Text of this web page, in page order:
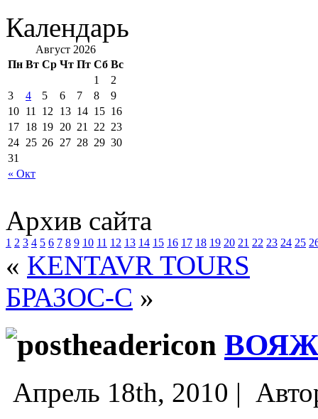
Календарь
Август 2026
Пн Вт Ср Чт Пт Сб Вс
« Окт
1
2
3
4 5 6 7 8
9
10 11 12 13 14 15 16
17 18 19 20 21 22 23
24 25 26 27 28 29 30
31
Архив сайта
1 2 3 4 5 6 7 8 9 10 11 12 13 14 15 16 17 18 19 20 21 22 23 24 25
« KENTAVR TOURS
БРАЗОС-С »
Апрель 18th, 2010 |